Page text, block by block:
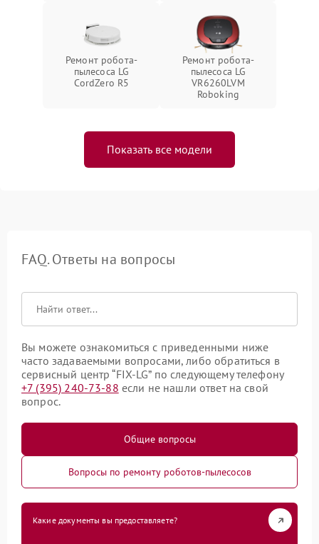
Ремонт робота-
пылесоса LG
CordZero R5
Ремонт робота-
пылесоса LG
VR6260LVM
Roboking
Показать все модели
FAQ. Ответы на вопросы
Вы можете ознакомиться с приведенными ниже
часто задаваемыми вопросами, либо обратиться в
сервисный центр “FIX-LG” по следующему телефону
+7 (395) 240-73-88 если не нашли ответ на свой
вопрос.
Общие вопросы
Вопросы по ремонту роботов-пылесосов
Какие документы вы предоставляете?